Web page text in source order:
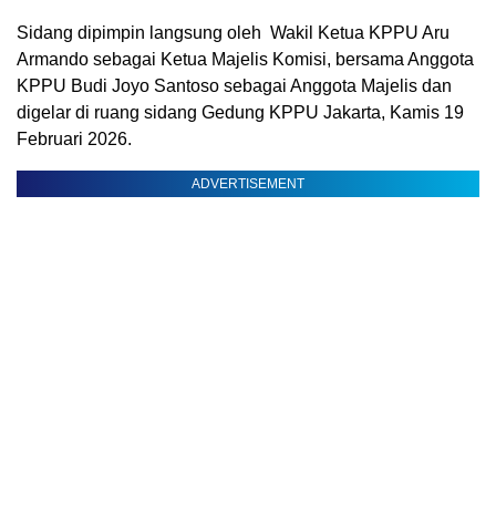
Sidang dipimpin langsung oleh Wakil Ketua KPPU Aru
Armando sebagai Ketua Majelis Komisi, bersama Anggota
KPPU Budi Joyo Santoso sebagai Anggota Majelis dan
digelar di ruang sidang Gedung KPPU Jakarta, Kamis 19
Februari 2026.
ADVERTISEMENT